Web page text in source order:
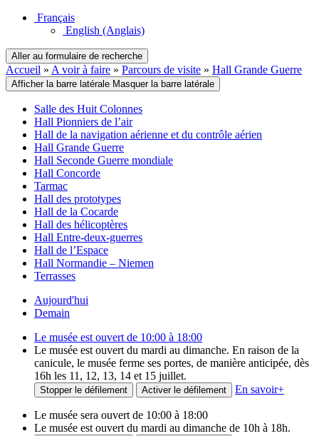
Français
English (Anglais)
Aller au formulaire de recherche
Accueil » A voir à faire » Parcours de visite » Hall Grande Guerre
Afficher la barre latérale Masquer la barre latérale
Salle des Huit Colonnes
Hall Pionniers de l’air
Hall de la navigation aérienne et du contrôle aérien
Hall Grande Guerre
Hall Seconde Guerre mondiale
Hall Concorde
Tarmac
Hall des prototypes
Hall de la Cocarde
Hall des hélicoptères
Hall Entre-deux-guerres
Hall de l’Espace
Hall Normandie – Niemen
Terrasses
Aujourd'hui
Demain
Le musée est ouvert de 10:00 à 18:00
Le musée est ouvert du mardi au dimanche. En raison de la
canicule, le musée ferme ses portes, de manière anticipée, dès
16h les 11, 12, 13, 14 et 15 juillet.
Stopper le défilement Activer le défilement En savoir+
Le musée sera ouvert de 10:00 à 18:00
Le musée est ouvert du mardi au dimanche de 10h à 18h.